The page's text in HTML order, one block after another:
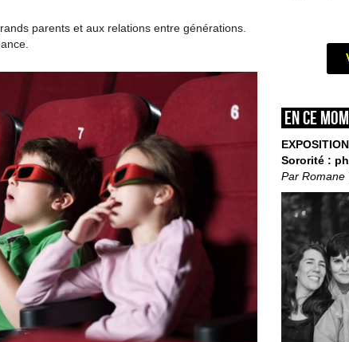
parents et aux relations entre générations.
En ce
EXPOSITION
Sororité :
Par Romane